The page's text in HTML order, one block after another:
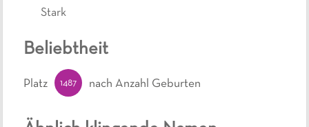
Stark
Beliebtheit
Platz 1487 nach Anzahl Geburten